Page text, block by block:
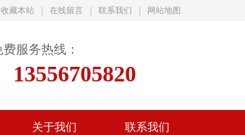
收藏本站 在线留言 联系我们 网站地图
服务热线：
13556705820
关于我们 联系我们